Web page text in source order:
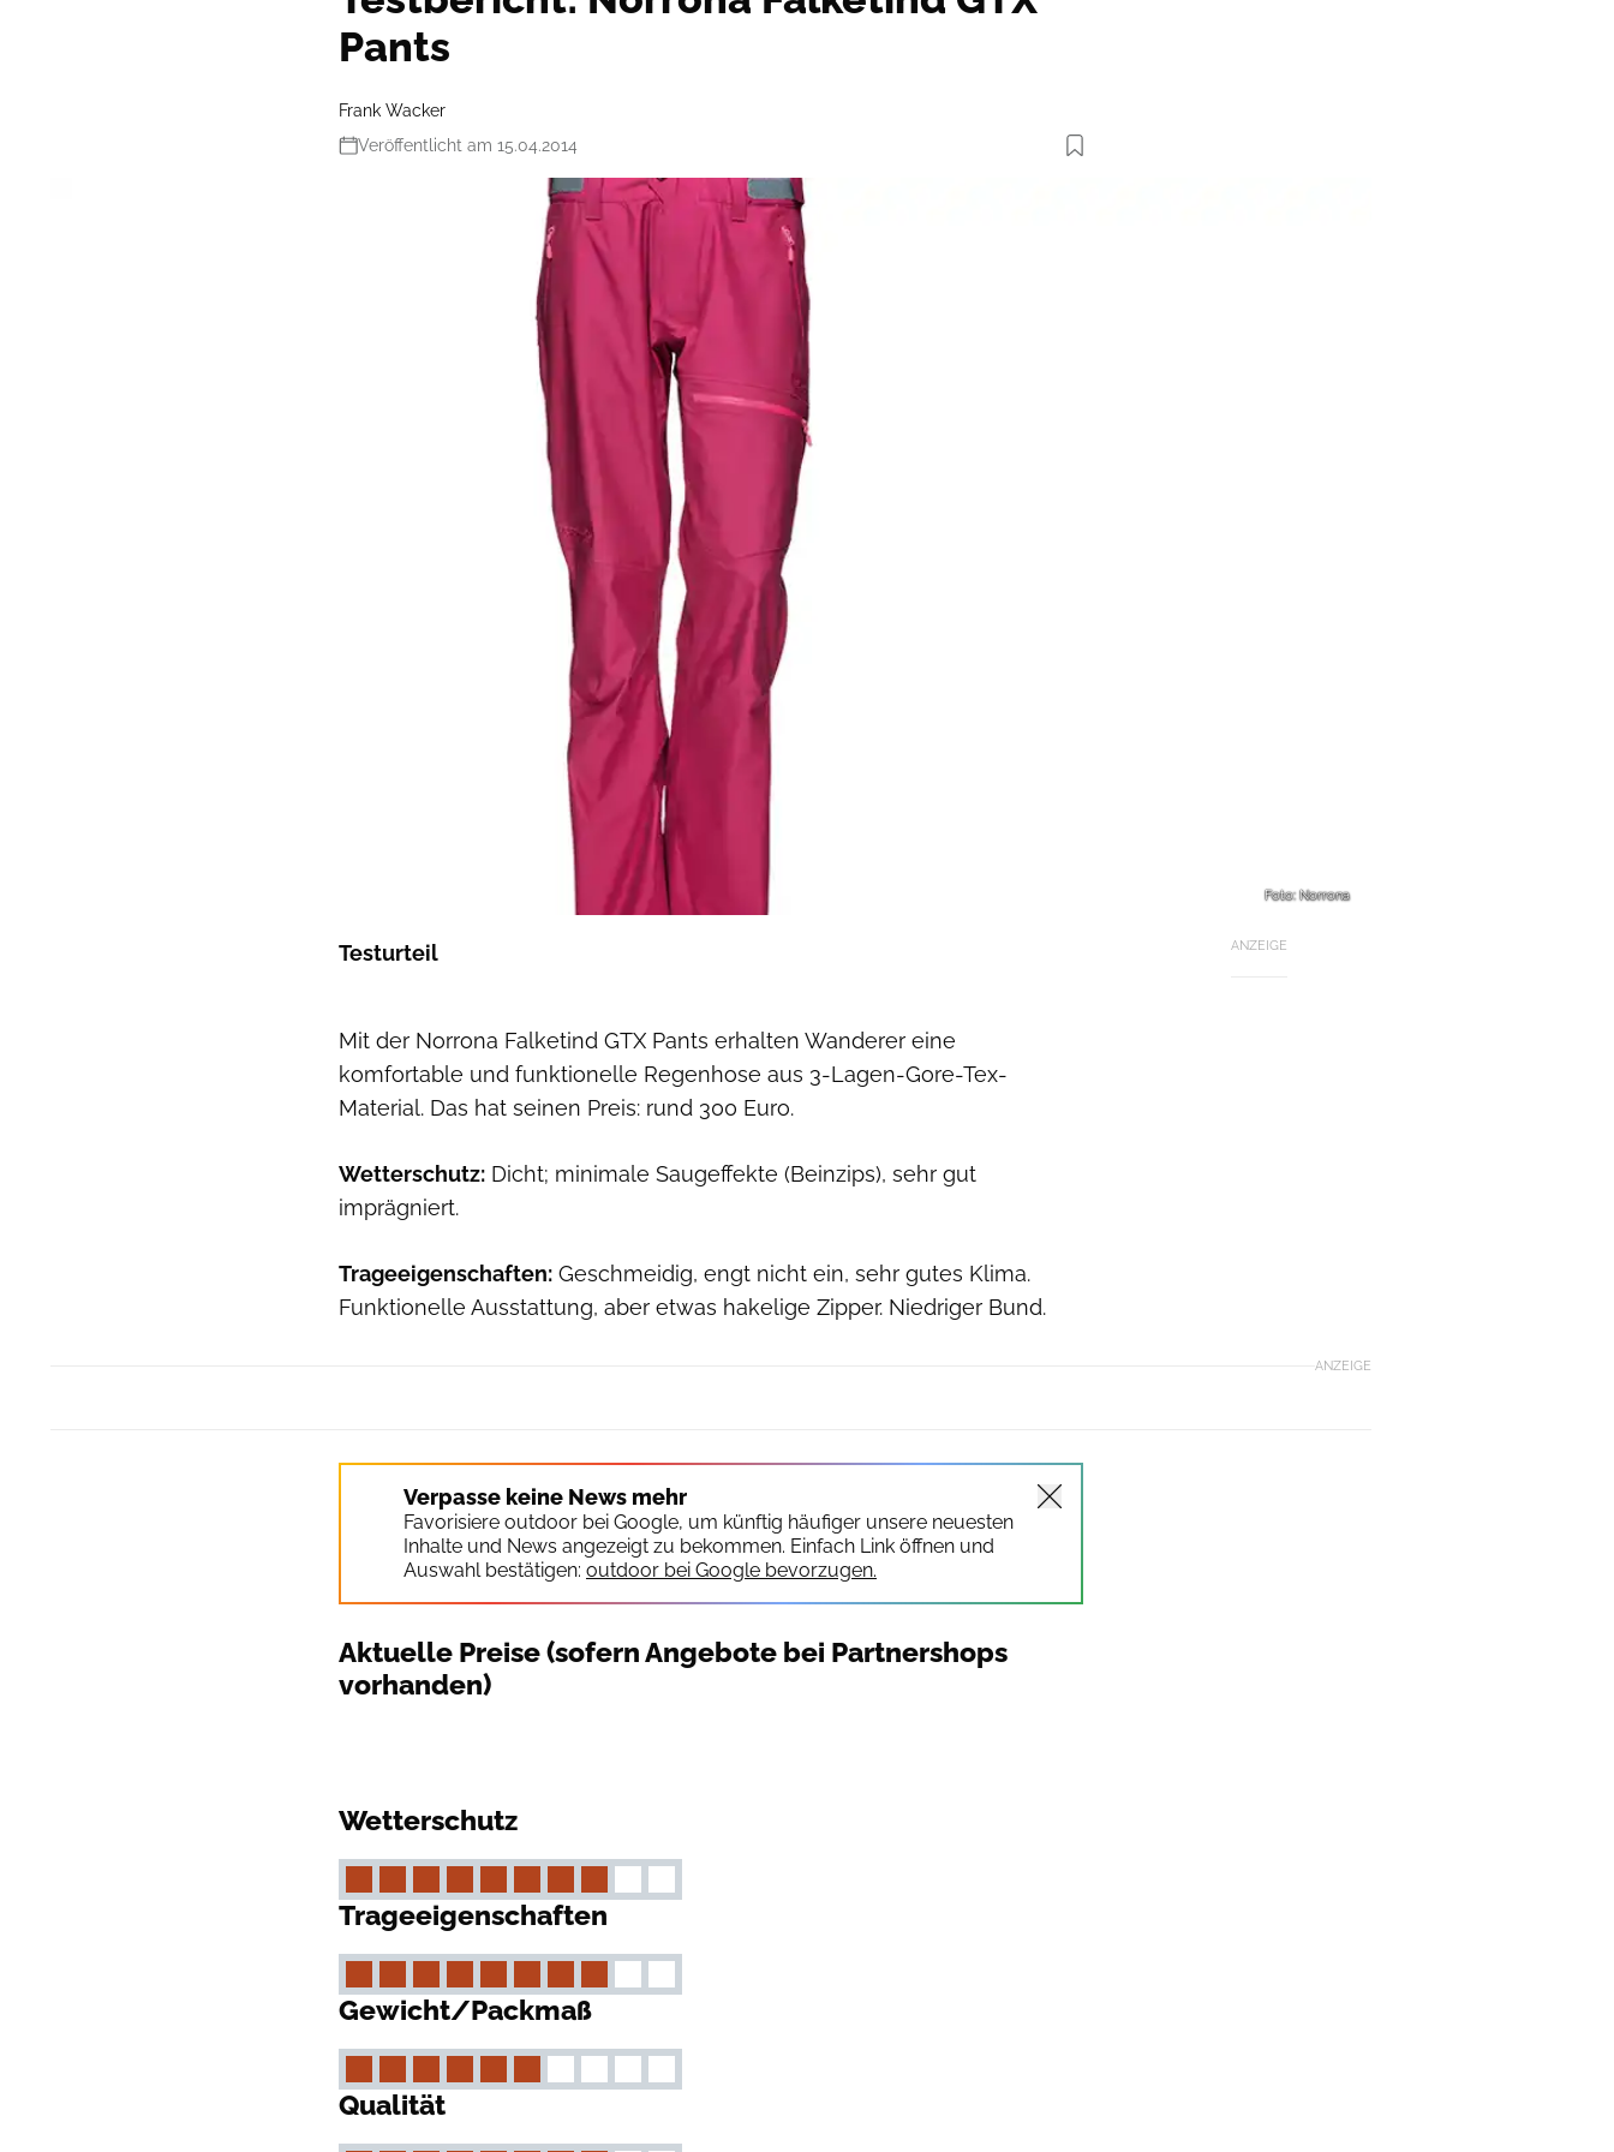
Pants
Frank Wacker
Veröffentlicht am 15.04.2014
Foto: Norrona
ANZEIGE
Testurteil
Mit der Norrona Falketind GTX Pants erhalten Wanderer eine
komfortable und funktionelle Regenhose aus 3-Lagen-Gore-Tex-
Material. Das hat seinen Preis: rund 300 Euro.
Wetterschutz: Dicht; minimale Saugeffekte (Beinzips), sehr gut
imprägniert.
Trageeigenschaften: Geschmeidig, engt nicht ein, sehr gutes Klima.
Funktionelle Ausstattung, aber etwas hakelige Zipper. Niedriger Bund.
ANZEIGE
Verpasse keine News mehr
Favorisiere outdoor bei Google, um künftig häufiger unsere neuesten
Inhalte und News angezeigt zu bekommen. Einfach Link öffnen und
Auswahl bestätigen: outdoor bei Google bevorzugen.
Aktuelle Preise (sofern Angebote bei Partnershops
vorhanden)
Wetterschutz
Trageeigenschaften
Gewicht/Packmaß
Qualität